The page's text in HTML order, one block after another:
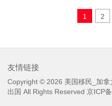
1 2
友情链接
Copyright © 2026 美国移民_加
出国 All Rights Reserved 京ICP